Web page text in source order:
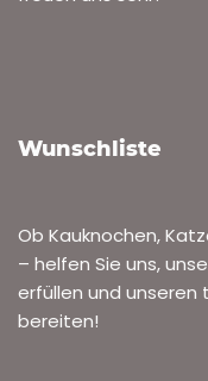
Wunschliste
Ob Kauknochen,
– helfen Sie uns,
erfüllen und unseren
bereiten!